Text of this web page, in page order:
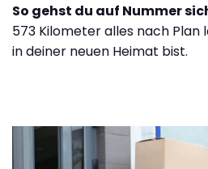
So gehst du auf Nummer
573 Kilometer alles nach Plan
in deiner neuen Heimat bist.